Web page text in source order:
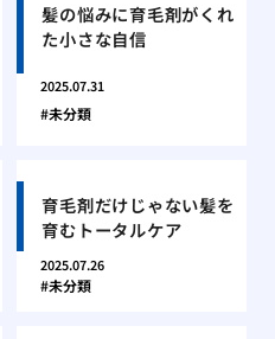
髪の悩みに育毛剤がくれ
た小さな自信
2025.07.31
未分類
育毛剤だけじゃない髪を
育むトータルケア
2025.07.26
未分類